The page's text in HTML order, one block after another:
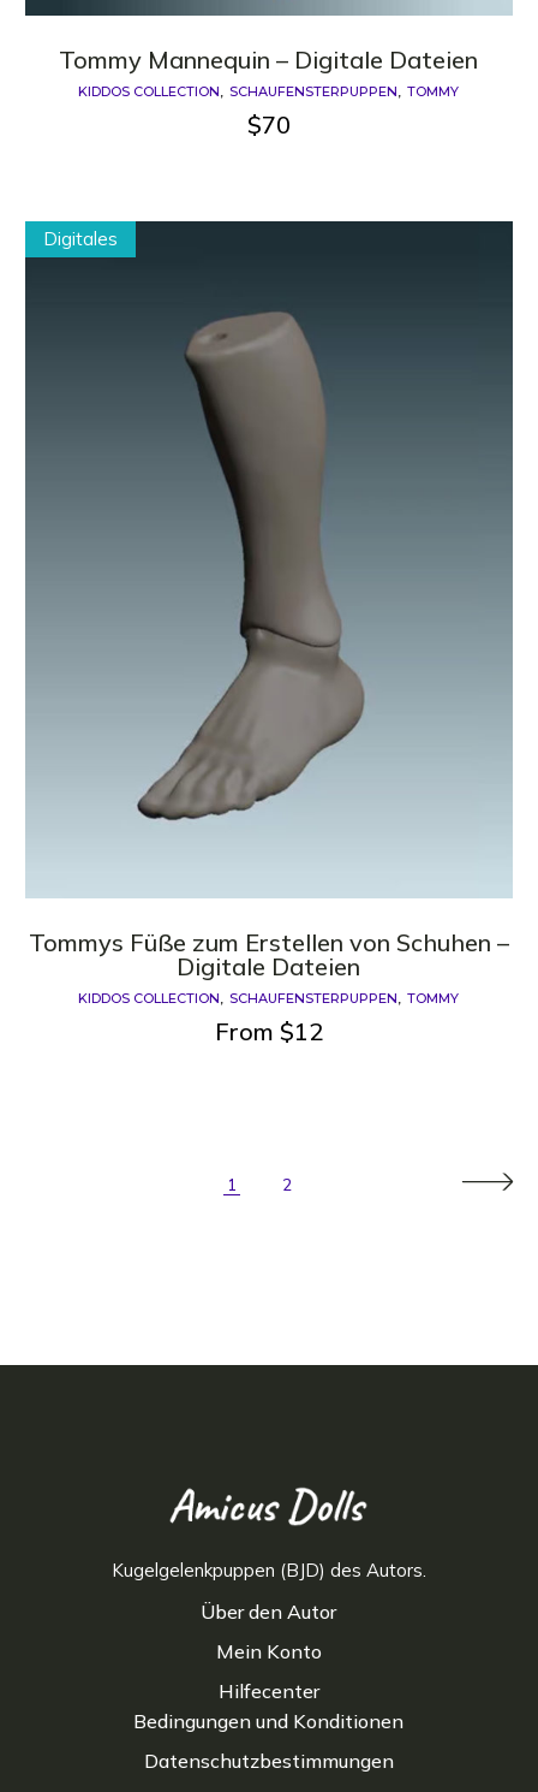
Tommy Mannequin – Digitale Dateien
KIDDOS COLLECTION SCHAUFENSTERPUPPEN TOMMY
$70
Digitales
Tommys Füße zum Erstellen von Schuhen –
Digitale Dateien
KIDDOS COLLECTION SCHAUFENSTERPUPPEN TOMMY
From $12
1 2
Über den Autor
Mein Konto
Hilfecenter
Kugelgelenkpuppen (BJD) des Autors.
Bedingungen und Konditionen
Datenschutzbestimmungen